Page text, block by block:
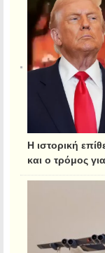
Η ιστορική
και ο τρόμος